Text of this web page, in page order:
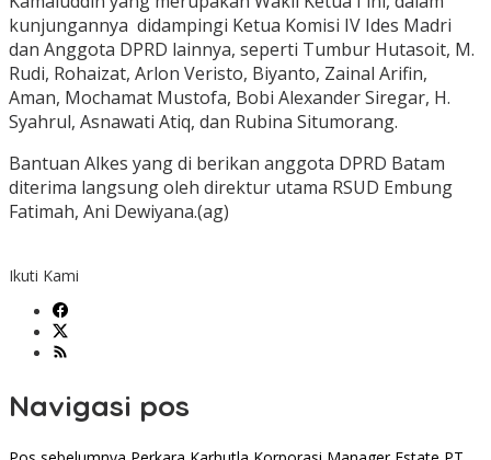
kunjungannya didampingi Ketua Komisi IV Ides Madri
dan Anggota DPRD lainnya, seperti Tumbur Hutasoit, M.
Rudi, Rohaizat, Arlon Veristo, Biyanto, Zainal Arifin,
Aman, Mochamat Mustofa, Bobi Alexander Siregar, H.
Syahrul, Asnawati Atiq, dan Rubina Situmorang.
Bantuan Alkes yang di berikan anggota DPRD Batam
diterima langsung oleh direktur utama RSUD Embung
Fatimah, Ani Dewiyana.(ag)
Ikuti Kami
Navigasi pos